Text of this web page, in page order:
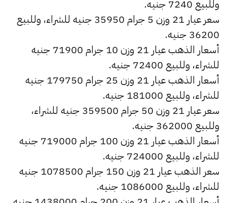
وللبيع 7240 جنيه.
سعر عيار 21 وزن 5 جرام 35950 جنيه للشراء، وللبيع
36200 جنيه.
أسعار الذهب عيار 21 وزن 10 جرام 71900 جنيه
للشراء، وللبيع 72400 جنيه.
أسعار الذهب عيار 21 وزن 25 جرام 179750 جنيه
للشراء، وللبيع 181000 جنيه.
سعر عيار 21 وزن 50 جرام 359500 جنيه للشراء،
وللبيع 362000 جنيه.
أسعار الذهب عيار 21 وزن 100 جرام 719000 جنيه
للشراء، وللبيع 724000 جنيه.
سعر الذهب عيار 21 وزن 150 جرام 1078500 جنيه
للشراء، وللبيع 1086000 جنيه.